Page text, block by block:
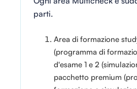
parti.
Area di formazione
(programma di
d'esame 1 e 2
pacchetto premium